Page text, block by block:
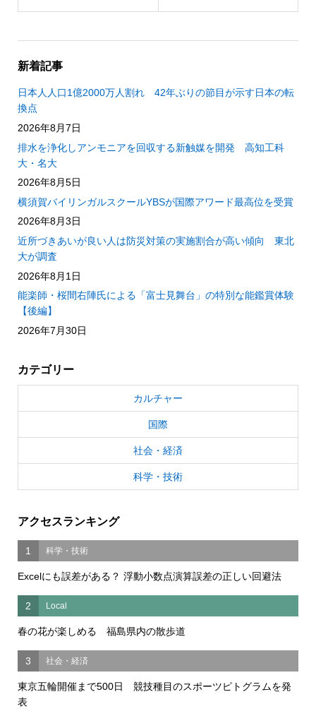
新着記事
日本人人口1億2000万人割れ 42年ぶりの節目が示す日本の転
換点
2026年8月7日
排水を浄化しアンモニアを回収する新触媒を開発 高知工科
大・名大
2026年8月5日
横須賀バイリンガルスクールYBSが国際アワード最高位を受賞
2026年8月3日
近所づきあいが良い人は防災対策の実施割合が高い傾向 東北
大が調査
2026年8月1日
能楽師・桜間右陣氏による「富士見舞台」の特別な能鑑賞体験
【後編】
2026年7月30日
カテゴリー
カルチャー
国際
社会・経済
科学・技術
アクセスランキング
1 科学・技術
Excelにも誤差がある？ 浮動小数点演算誤差の正しい回避法
2 Local
春の花が楽しめる 福島県内の散歩道
3 社会・経済
東京五輪開催まで500日 競技種目のスポーツピトグラムを発
表